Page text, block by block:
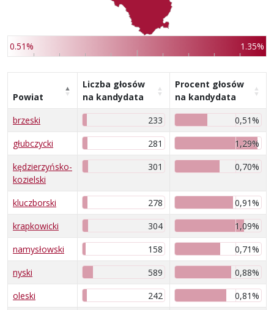
0.51% 1.35%
Powiat
Liczba głosów
na kandydata
Procent głosów
na kandydata
brzeski
233
0,51%
głubczycki
281
1,29%
kędzierzyńsko-
kozielski
301 0,70%
kluczborski 278
0,91%
krapkowicki
304
1,09%
namysłowski
158
0,71%
nyski
589
0,88%
oleski
242
0,81%